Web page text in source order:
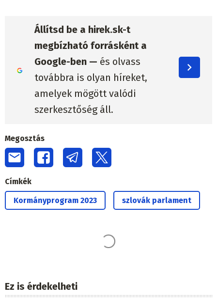
Állítsd be a hirek.sk-t
megbízható forrásként a
Google-ben — és olvass
továbbra is olyan híreket,
amelyek mögött valódi
szerkesztőség áll.
Megosztás
Címkék
Kormányprogram 2023 szlovák parlament
Ez is érdekelheti